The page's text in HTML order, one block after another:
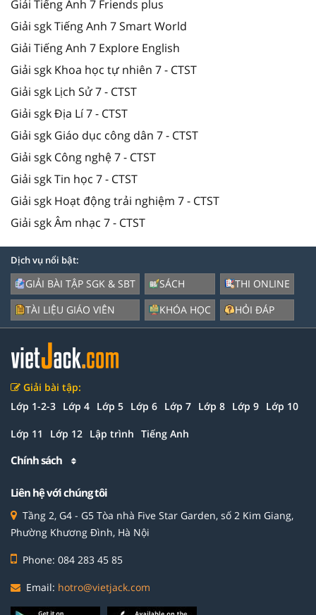
Giải Tiếng Anh 7 Friends plus
Giải sgk Tiếng Anh 7 Smart World
Giải Tiếng Anh 7 Explore English
Giải sgk Khoa học tự nhiên 7 - CTST
Giải sgk Lịch Sử 7 - CTST
Giải sgk Địa Lí 7 - CTST
Giải sgk Giáo dục công dân 7 - CTST
Giải sgk Công nghệ 7 - CTST
Giải sgk Tin học 7 - CTST
Giải sgk Hoạt động trải nghiệm 7 - CTST
Giải sgk Âm nhạc 7 - CTST
Dịch vụ nổi bật:
GIẢI BÀI TẬP SGK & SBT
TÀI LIỆU GIÁO VIÊN
SÁCH
KHÓA HỌC
THI ONLINE
HỎI ĐÁP
Giải bài tập:
Lớp 1-2-3 Lớp 4 Lớp 5 Lớp 6 Lớp 7 Lớp 8 Lớp 9 Lớp 10
Lớp 11 Lớp 12 Lập trình Tiếng Anh
Chính sách
Liên hệ với chúng tôi
Tầng 2, G4 - G5 Tòa nhà Five Star Garden, số 2 Kim Giang,
Phường Khương Đình, Hà Nội
Phone: 084 283 45 85
Email: hotro@vietjack.com